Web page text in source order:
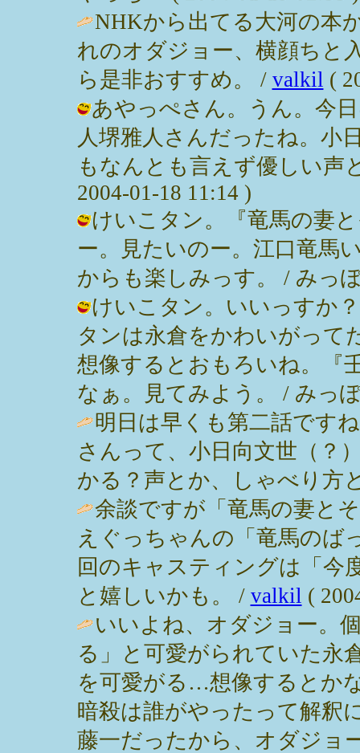
NHKから出てる大河の本
れのオダジョー、横顔ちと
ら是非おすすめ。 / valkil (
あやっぺさん。うん。今
人堺雅人さんだったね。小
もなんとも言えず優しい声
2004-01-18 11:14 )
けいこタン。『竜馬の妻
ー。見たいのー。江口竜馬
からも楽しみっす。 / みっ
けいこタン。いいっすか
タンは永倉をかわいがって
想像するとおもろいね。『
なぁ。見てみよう。 / みっ
明日は早くも第二話です
さんって、小日向文世（？
かる？声とか、しゃべり方
余談ですが「竜馬の妻と
えぐっちゃんの「竜馬のば
回のキャスティングは「今
と嬉しいかも。 / valkil (
いいよね、オダジョー。
る」と可愛がられていた
を可愛がる…想像するとか
暗殺は誰がやったって解釈
藤一だったから、オダジョ